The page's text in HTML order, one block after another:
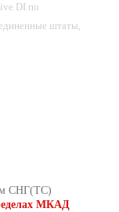
DI по
штаты,
СНГ(ТС)
МКАД